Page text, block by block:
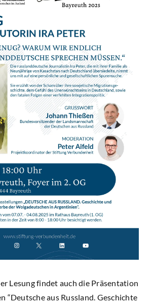
Lesung findet auch die Präsentation
“Deutsche aus Russland. Geschichte